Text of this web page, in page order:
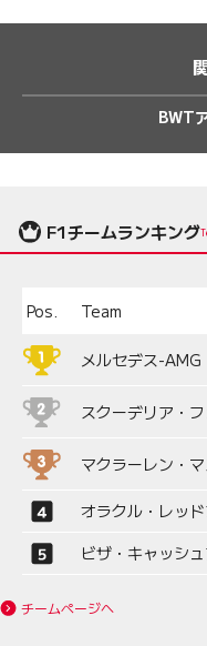
BWT
F1チームランキング
Pos. Team
メルセデス-AMG
スクーデリア・
マクラーレン・
オラクル・レッ
ビザ・キャッシ
チームページへ